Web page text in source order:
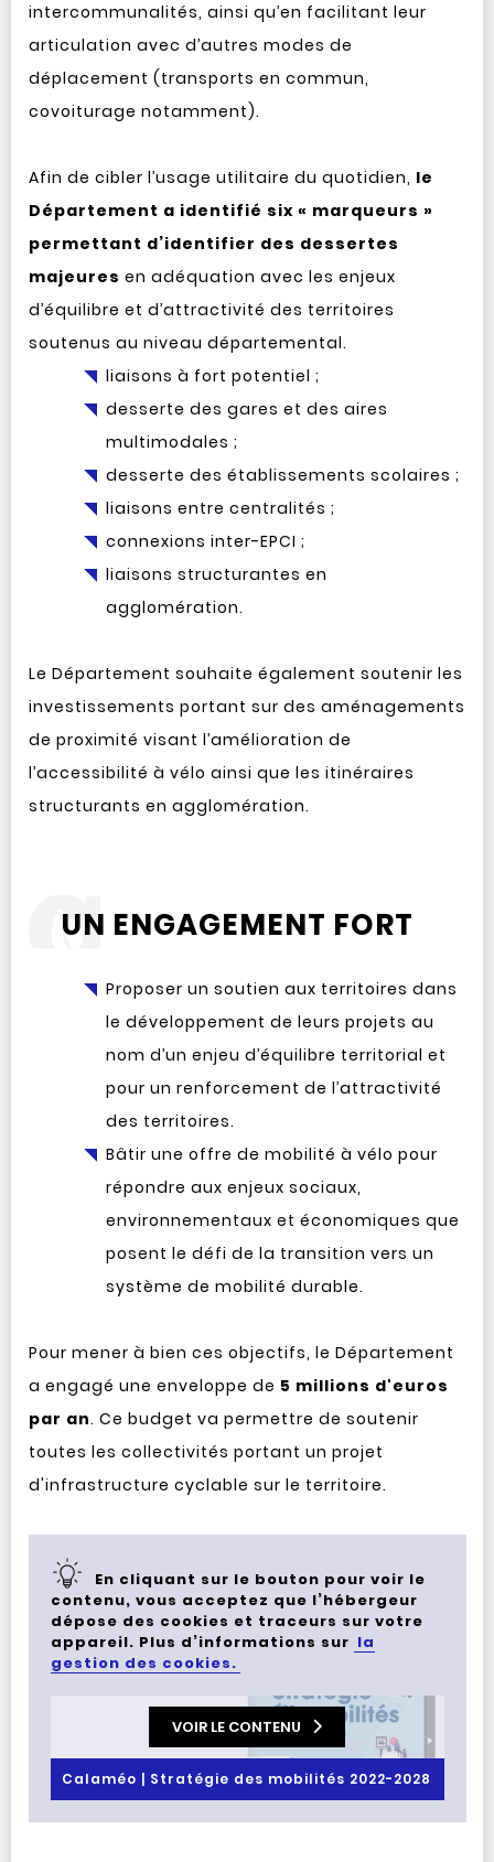
intercommunalités, ainsi qu’en facilitant leur
articulation avec d’autres modes de
déplacement (transports en commun,
covoiturage notamment).
Afin de cibler l’usage utilitaire du quotidien, le
Département a identifié six « marqueurs »
permettant d’identifier des dessertes
majeures en adéquation avec les enjeux
d’équilibre et d’attractivité des territoires
soutenus au niveau départemental.
liaisons à fort potentiel ;
desserte des gares et des aires
multimodales ;
desserte des établissements scolaires ;
liaisons entre centralités ;
connexions inter-EPCI ;
liaisons structurantes en
agglomération.
Le Département souhaite également soutenir les
investissements portant sur des aménagements
de proximité visant l’amélioration de
l’accessibilité à vélo ainsi que les itinéraires
structurants en agglomération.
UN ENGAGEMENT FORT
Proposer un soutien aux territoires dans
le développement de leurs projets au
nom d’un enjeu d’équilibre territorial et
pour un renforcement de l’attractivité
des territoires.
Bâtir une offre de mobilité à vélo pour
répondre aux enjeux sociaux,
environnementaux et économiques que
posent le défi de la transition vers un
système de mobilité durable.
Pour mener à bien ces objectifs, le Département
a engagé une enveloppe de 5 millions d'euros
par an. Ce budget va permettre de soutenir
toutes les collectivités portant un projet
d'infrastructure cyclable sur le territoire.
En cliquant sur le bouton pour voir le
contenu, vous acceptez que l’hébergeur
dépose des cookies et traceurs sur votre
appareil. Plus d’informations sur la
gestion des cookies.
VOIR LE CONTENU
Calaméo | Stratégie des mobilités 2022-2028